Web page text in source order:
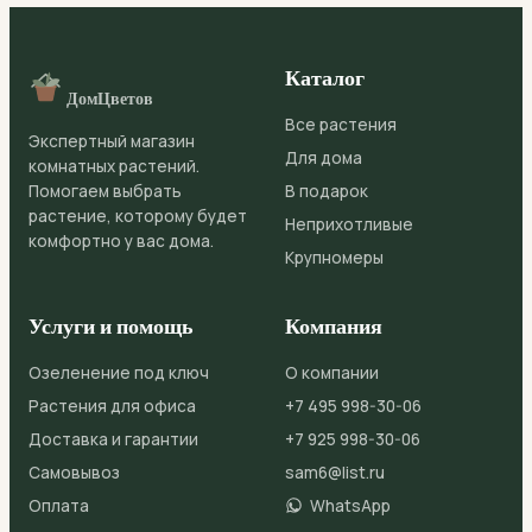
ДомЦветов
Экспертный магазин
комнатных растений.
Помогаем выбрать
растение, которому будет
комфортно у вас дома.
Каталог
Все растения
Для дома
В подарок
Неприхотливые
Крупномеры
Услуги и помощь
Озеленение под ключ
Растения для офиса
Доставка и гарантии
Самовывоз
Оплата
Компания
О компании
+7 495 998-30-06
+7 925 998-30-06
sam6@list.ru
WhatsApp